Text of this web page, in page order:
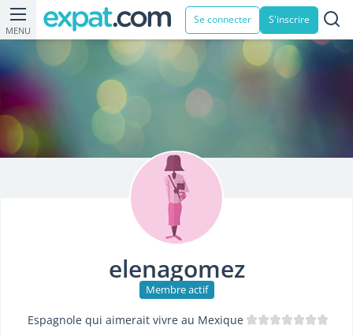
MENU
Se connecter S'inscrire
elenagomez
Membre actif
Espagnole qui aimerait vivre au Mexique